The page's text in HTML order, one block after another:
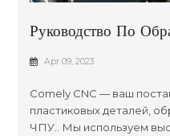
Руководство По
Обработанных
Apr 09, 2023
Comely CNC — ваш
пластиковых деталей,
ЧПУ.. Мы используем